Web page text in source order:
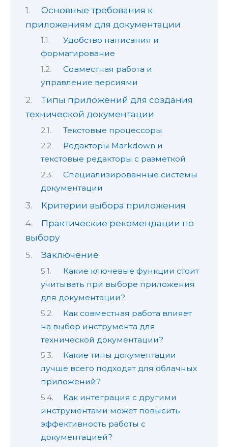
Основные требования к
приложениям для документации
Удобство написания и
форматирование
Совместная работа и
управление версиями
Типы приложений для создания
технической документации
Текстовые процессоры
Редакторы Markdown и
текстовые редакторы с разметкой
Специализированные системы
документации
Критерии выбора приложения
Практические рекомендации по
выбору
Заключение
Какие ключевые функции стоит
учитывать при выборе приложения
для документации?
Как совместная работа влияет
на выбор инструмента для
технической документации?
Какие типы документации
лучше всего подходят для облачных
приложений?
Как интеграция с другими
инструментами может повысить
эффективность работы с
документацией?